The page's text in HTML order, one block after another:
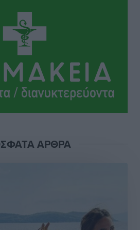
υγεία του ανθρώπου
2 ώρες
τις επόμενες 48 ώρες στη
πρόσημο έως τώρα η χρονιά,
ΑΡΘΡΑ